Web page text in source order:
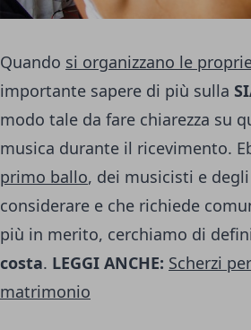
Quando si organizzano le
importante sapere di più sulla
modo tale da fare chiarezza su
musica durante il ricevimento.
primo ballo, dei musicisti e
considerare e che richiede
più in merito, cerchiamo di
costa. LEGGI ANCHE: Scherzi
matrimonio